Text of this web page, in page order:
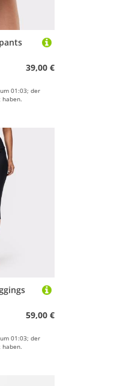
39,00 €
01:03; der
haben.
59,00 €
01:03; der
haben.